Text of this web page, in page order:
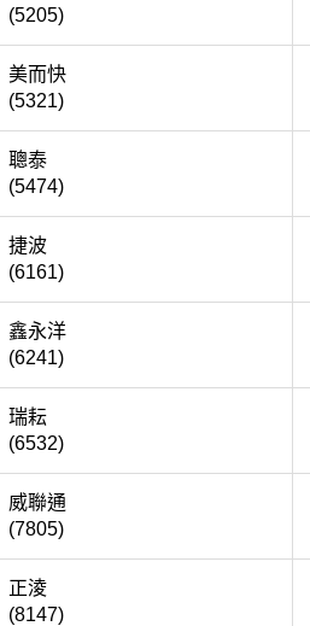
(5205)
美而快
(5321)
聰泰
(5474)
捷波
(6161)
鑫永洋
(6241)
瑞耘
(6532)
威聯通
(7805)
正淩
(8147)